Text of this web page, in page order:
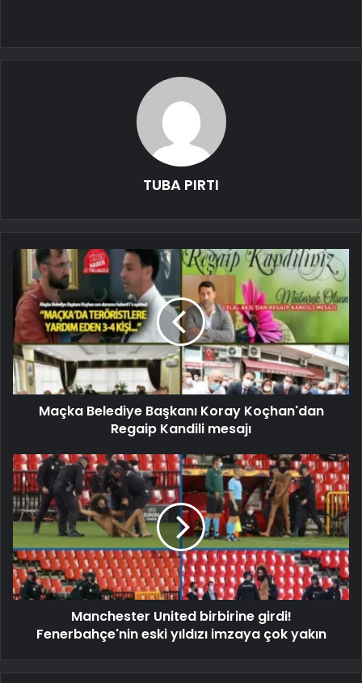
TUBA PIRTI
Maçka Belediye Başkanı Koray Koçhan'dan
Regaip Kandili mesajı
Manchester United birbirine girdi!
Fenerbahçe'nin eski yıldızı imzaya çok yakın